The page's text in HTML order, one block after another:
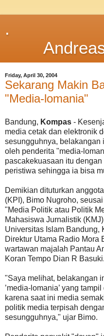
.
Friday, April 30, 2004
Sekarang Makin
"Media-lomania"
Bandung, Kompas -
media cetak dan elektronik
sesungguhnya, belakangan
oleh penderita "media-
pascakekuasaan itu
peristiwa sehingga ia bisa
Demikian dituturkan
(KPI), Bimo Nugroho,
"Media Politik atau Politik
Mahasiswa Jurnalistik
Universitas Islam Bandung,
Direktur Utama Radio Mora
wartawan majalah Pantau
Koran Tempo Dian R Basuki.
"Saya melihat, belakangan
’media-lomania’ yang
karena saat ini media
politik media terpisah
sesungguhnya," ujar Bimo.